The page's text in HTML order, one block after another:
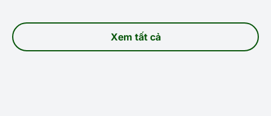
Xem tất cả